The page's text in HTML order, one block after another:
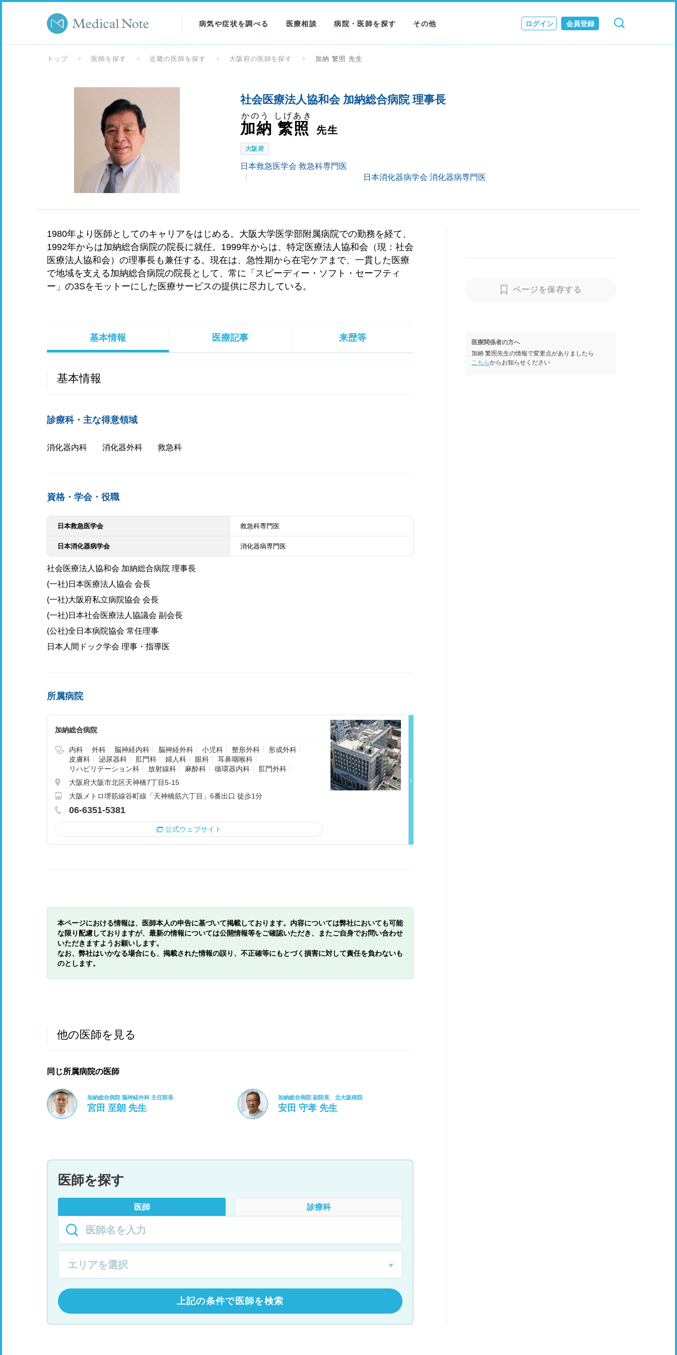
病気や症状を調べる
検査を調べる
医療相談 病院・医師を探す その他 ログイン 会員登録
検索 キャンセル
トップ 医師を探す 近畿の医師を探す 大阪府の医師を探す 加納 繁照 先生
社会医療法人協和会 加納総合病院 理事長
加納 繁照
かのう しげあき
先生
大阪府
日本救急医学会 救急科専門医
日本消化器病学会 消化器病専門医
1980年より医師としてのキャリアをはじめる。大阪大学医学部附属病院での勤務を経て、
1992年からは加納総合病院の院長に就任。1999年からは、特定医療法人協和会（現：社会
医療法人協和会）の理事長も兼任する。現在は、急性期から在宅ケアまで、一貫した医療
で地域を支える加納総合病院の院長として、常に「スピーディー・ソフト・セーフティ
ー」の3Sをモットーにした医療サービスの提供に尽力している。
基本情報 医療記事 来歴等
基本情報
診療科・主な得意領域
消化器内科 消化器外科 救急科
資格・学会・役職
日本救急医学会 救急科専門医
日本消化器病学会 消化器病専門医
社会医療法人協和会 加納総合病院 理事長
(一社)日本医療法人協会 会長
(一社)大阪府私立病院協会 会長
(一社)日本社会医療法人協議会 副会長
(公社)全日本病院協会 常任理事
日本人間ドック学会 理事・指導医
所属病院
加納総合病院
内科 外科 脳神経内科 脳神経外科 小児科 整形外科
形成外科
皮膚科
泌尿器科 肛門科 婦人科 眼科
耳鼻咽喉科
リハビリテーション科
放射線科 麻酔科 循環器内科
肛門外科
大阪府大阪市北区天神橋7丁目5-15
大阪メトロ堺筋線谷町線「天神橋筋六丁目」6番出口 徒歩1分
06-6351-5381
公式ウェブサイト
本ページにおける情報は、医師本人の申告に基づいて掲載しております。内容については弊社においても可能
な限り配慮しておりますが、最新の情報については公開情報等をご確認いただき、またご自身でお問い合わせ
いただきますようお願いします。
なお、弊社はいかなる場合にも、掲載された情報の誤り、不正確等にもとづく損害に対して責任を負わないも
のとします。
他の医師を見る
同じ所属病院の医師
加納総合病院 脳神経外科 主任部長
宮田 至朗 先生
加納総合病院 副院長、北大阪病院
安田 守孝 先生
医師を探す
医師 診療科
上記の条件で医師を検索
ページを保存する
医療関係者の方へ
加納 繁照先生の情報で変更点がありましたら
こちらからお知らせください